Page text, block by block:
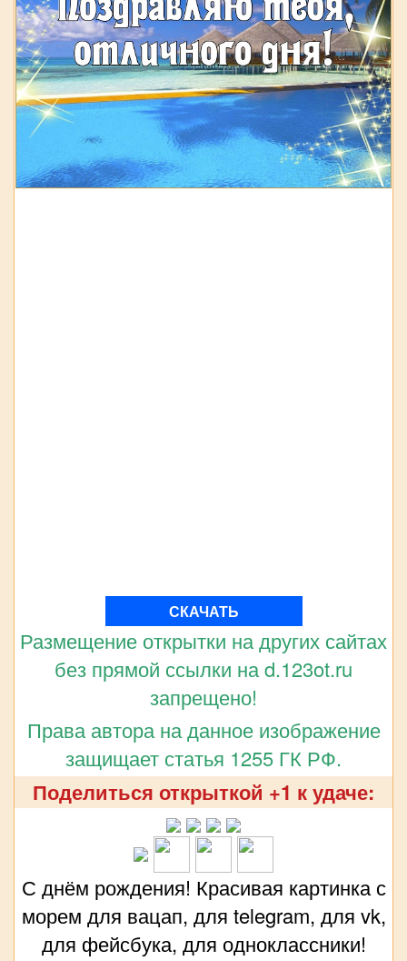
СКАЧАТЬ
Размещение открытки на других сайтах
без прямой ссылки на d.123ot.ru
запрещено!
Права автора на данное изображение
защищает статья 1255 ГК РФ.
Поделиться открыткой +1 к удаче:
С днём рождения! Красивая картинка с
морем для вацап, для telegram, для vk,
для фейсбука, для одноклассники!